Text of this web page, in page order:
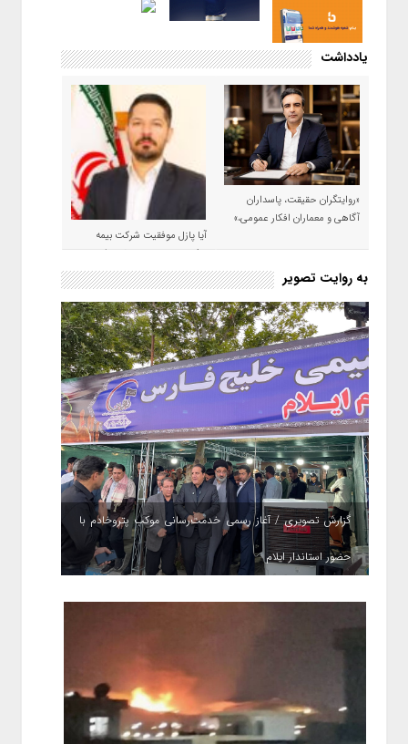
یادداشت
«روایتگران حقیقت، پاسداران
آگاهی و معماران افکار عمومی،»
آیا پازل موفقیت شرکت بیمه
حکمت صبا در سال ۱۴۰۵ کامل می
شود؟!
به روایت تصویر
گزارش تصویری / آغاز رسمی خدمت‌رسانی موکب پتروخادم با
حضور استاندار ایلام